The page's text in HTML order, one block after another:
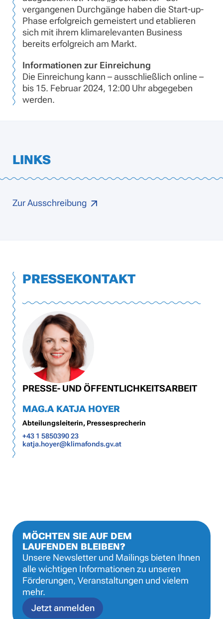
vergangenen Durchgänge haben die Start-up-
Phase erfolgreich gemeistert und etablieren
sich mit ihrem klimarelevanten Business
bereits erfolgreich am Markt.
Informationen zur Einreichung
Die Einreichung kann – ausschließlich online –
bis 15. Februar 2024, 12:00 Uhr abgegeben
werden.
LINKS
Zur Ausschreibung
PRESSEKONTAKT
PRESSE- UND ÖFFENTLICHKEITSARBEIT
MAG.A KATJA HOYER
Abteilungsleiterin, Pressesprecherin
+43 1 5850390 23
katja.hoyer@klimafonds.gv.at
MÖCHTEN SIE AUF DEM
LAUFENDEN BLEIBEN?
Unsere Newsletter und Mailings bieten Ihnen
alle wichtigen Informationen zu unseren
Förderungen, Veranstaltungen und vielem
mehr.
Jetzt anmelden